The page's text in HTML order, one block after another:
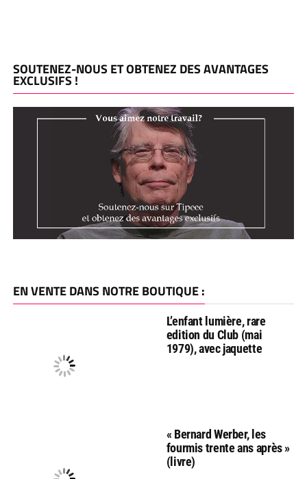
SOUTENEZ-NOUS ET OBTENEZ DES AVANTAGES
EXCLUSIFS !
EN VENTE DANS NOTRE BOUTIQUE :
L’enfant lumière, rare
edition du Club (mai
1979), avec jaquette
« Bernard Werber, les
fourmis trente ans après »
(livre)